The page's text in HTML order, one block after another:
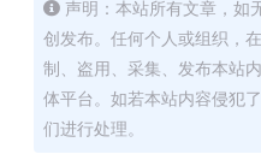
声明：本站所有文章，如
创发布。任何个人或组织，
制、盗用、采集、发布本站
体平台。如若本站内容侵犯
们进行处理。